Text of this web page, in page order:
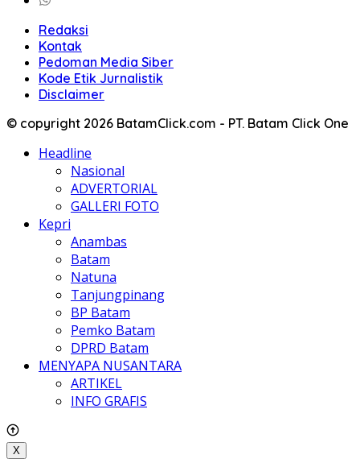
Redaksi
Kontak
Pedoman Media Siber
Kode Etik Jurnalistik
Disclaimer
© copyright 2026 BatamClick.com - PT. Batam Click One
Headline
Nasional
ADVERTORIAL
GALLERI FOTO
Kepri
Anambas
Batam
Natuna
Tanjungpinang
BP Batam
Pemko Batam
DPRD Batam
MENYAPA NUSANTARA
ARTIKEL
INFO GRAFIS
X